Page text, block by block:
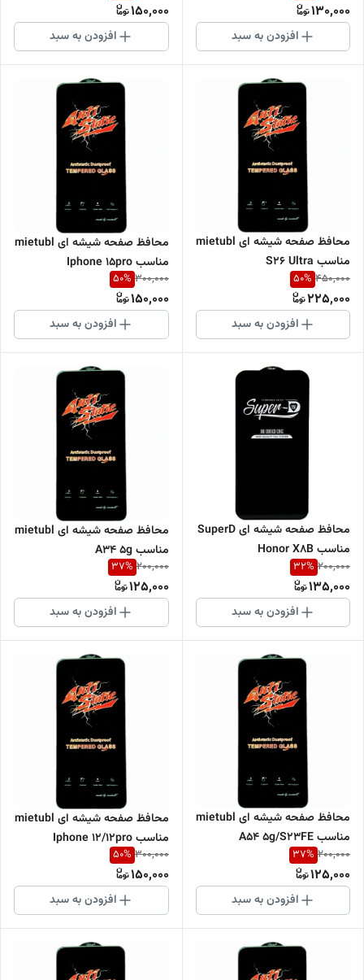
130,000
افزودن به سبد
150,000
افزودن به سبد
محافظ صفحه شیشه ای mietubl
مناسب S26 Ultra
450,000
50%
225,000
افزودن به سبد
محافظ صفحه شیشه ای mietubl
مناسب Iphone 15pro
300,000
50%
150,000
افزودن به سبد
محافظ صفحه شیشه ای SuperD
مناسب Honor X8B
200,000
32%
135,000
افزودن به سبد
محافظ صفحه شیشه ای mietubl
مناسب A34 5g
200,000
37%
125,000
افزودن به سبد
محافظ صفحه شیشه ای mietubl
مناسب A54 5g/S23FE
200,000
37%
125,000
افزودن به سبد
محافظ صفحه شیشه ای mietubl
مناسب Iphone 12/12pro
300,000
50%
150,000
افزودن به سبد